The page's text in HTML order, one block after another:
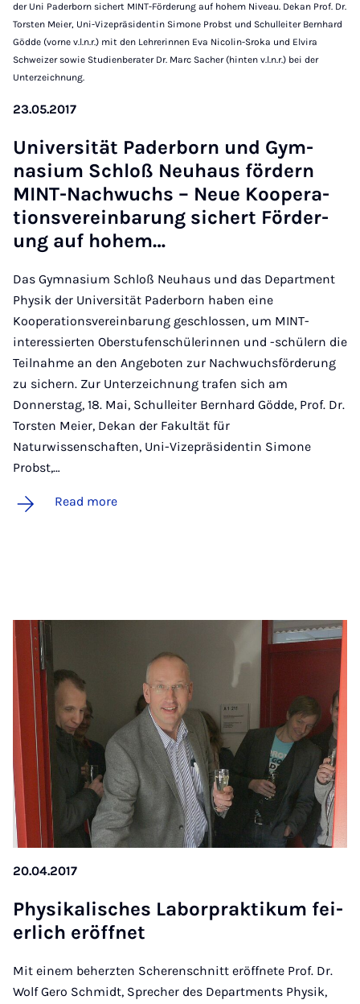
der Uni Paderborn sichert MINT-Förderung auf hohem Niveau. Dekan Prof. Dr.
Torsten Meier, Uni-Vizepräsidentin Simone Probst und Schulleiter Bernhard
Gödde (vorne v.l.n.r.) mit den Lehrerinnen Eva Nicolin-Sroka und Elvira
Schweizer sowie Studienberater Dr. Marc Sacher (hinten v.l.n.r.) bei der
Unterzeichnung.
23.05.2017
Uni­versität Pader­born und Gym­
nas­i­um Schloß Neuhaus fördern
MINT-Nachwuchs – Neue Ko­op­er­a­
tionsver­ein­bar­ung sich­ert För­der­
ung auf ho­hem…
Das Gymnasium Schloß Neuhaus und das Department
Physik der Universität Paderborn haben eine
Kooperationsvereinbarung geschlossen, um MINT-
interessierten Oberstufenschülerinnen und -schülern die
Teilnahme an den Angeboten zur Nachwuchsförderung
zu sichern. Zur Unterzeichnung trafen sich am
Donnerstag, 18. Mai, Schulleiter Bernhard Gödde, Prof. Dr.
Torsten Meier, Dekan der Fakultät für
Naturwissenschaften, Uni-Vizepräsidentin Simone
Probst,…
Read more
20.04.2017
Physikalisches Labor­prak­tikum fei­
er­lich er­öffnet
Mit einem beherzten Scherenschnitt eröffnete Prof. Dr.
Wolf Gero Schmidt, Sprecher des Departments Physik,